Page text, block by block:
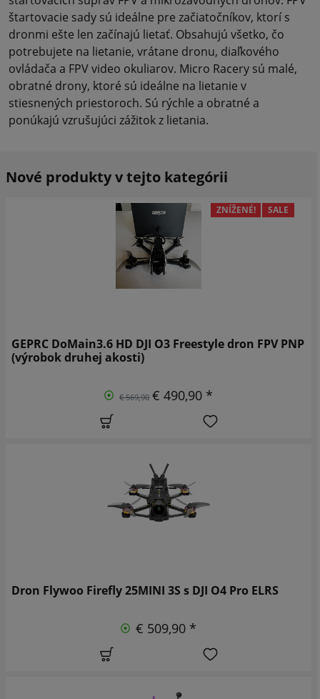
štartovacie sady sú ideálne pre začiatočníkov, ktorí s
dronmi ešte len začínajú lietať. Obsahujú všetko, čo
potrebujete na lietanie, vrátane dronu, diaľkového
ovládača a FPV video okuliarov. Micro Racery sú malé,
obratné drony, ktoré sú ideálne na lietanie v
stiesnených priestoroch. Sú rýchle a obratné a
ponúkajú vzrušujúci zážitok z lietania.
Nové produkty v tejto kategórii
ZNÍŽENÉ! SALE
GEPRC DoMain3.6 HD DJI O3 Freestyle dron FPV PNP
(výrobok druhej akosti)
€ 569,90 € 490,90 *
Dron Flywoo Firefly 25MINI 3S s DJI O4 Pro ELRS
€ 509,90 *